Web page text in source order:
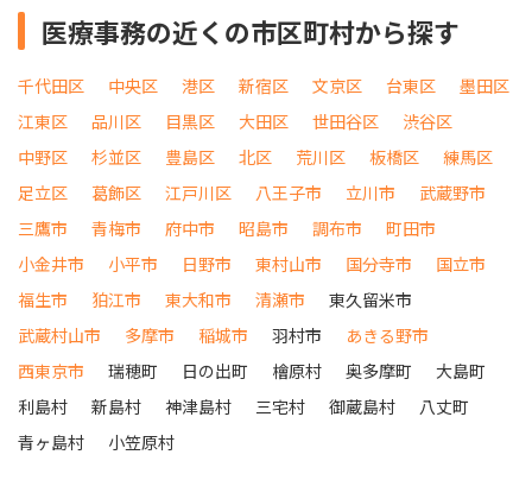
医療事務の近くの市区町村から探す
千代田区 中央区 港区 新宿区 文京区 台東区
墨田区
江東区
品川区 目黒区 大田区 世田谷区
渋谷区
中野区
杉並区 豊島区 北区 荒川区 板橋区
練馬区
足立区
葛飾区 江戸川区 八王子市 立川市
武蔵野市
三鷹市
青梅市 府中市 昭島市 調布市
町田市
小金井市
小平市 日野市 東村山市 国分寺市
国立市
福生市
狛江市 東大和市 清瀬市
東久留米市
武蔵村山市
多摩市 稲城市 羽村市
あきる野市
西東京市
瑞穂町 日の出町 檜原村 奥多摩町
大島町
利島村
新島村 神津島村 三宅村 御蔵島村
八丈町
青ヶ島村
小笠原村